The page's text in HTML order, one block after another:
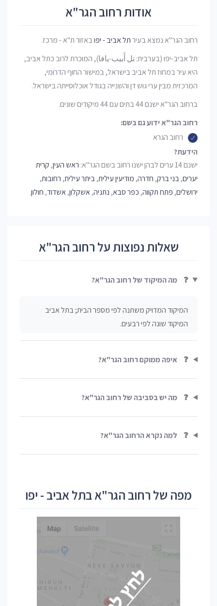
אודות רחוב הגר"א
רחוב הגר"א נמצא בעירתל אביב - יפובאזור ת"א - מרכז.
תל אביב-יפו (בערבית: تل أَبيب-يافا), המוכרת לרוב כתל אביב,
היא עיר במחוז תל אביב בישראל, במישור החוף הדרומי,
המרכזית מבין ערי גוש דן והשנייה בגודל אוכלוסייתה בישראל.
ברחוב הגר"א ישנם 44 בתים עם 44 מיקודים שונים.
רחוב הגר"א ידוע גם בשם:
רחוב הגרא
הידעת?
ישנם 14 ערים לבהן ישנו רחוב בשם הגר"א:
ראש העין, קרית
יערים,בני ברק, חדרה, מודיעין עילית,ביתר עילית, רחובות,
ירושלים, פתח תקווה, כפר סבא, נתניה,אשקלון,אשדוד, חולון.
שאלות נפוצות על רחוב הגר"א
❓ מה המיקוד של רחוב הגר"א?
המיקוד המדויק משתנה לפי מספר הבית; בתל אביב
המיקוד שונה לפי רבעים.
❓ איפה ממוקם רחוב הגר"א?
❓ מה יש בסביבה של רחוב הגר"א?
❓ למה נקרא הרחוב הגר"א?
מפה של רחוב הגר"א בתל אביב - יפו